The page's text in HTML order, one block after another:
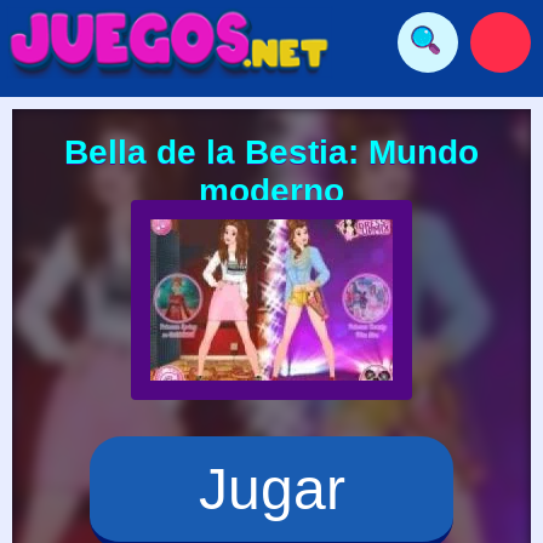
Bella de la Bestia: Mundo
moderno
Jugar